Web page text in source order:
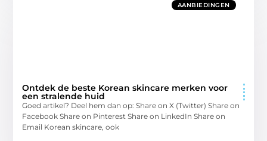
AANBIEDINGEN
Ontdek de beste Korean skincare merken voor
een stralende huid
Goed artikel? Deel hem dan op: Share on X (Twitter) Share on
Facebook Share on Pinterest Share on LinkedIn Share on
Email Korean skincare, ook